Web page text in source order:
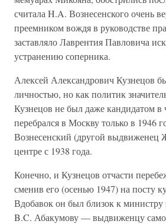
считала H.A. Вознесенского очень
преемником вождя в руководстве
заставляло Лаврентия Павловича
устранению соперника.
Алексей Александрович Кузнецов
личностью, но как политик
Кузнецов не был даже кандидатом
перебрался в Москву только в 1946
Вознесенский (другой выдвиженец
центре с 1938 года.
Конечно, и Кузнецов отчасти
сменив его (осенью 1947) на посту
Вдобавок он был близок к министру
B.C. Абакумову — выдвиженцу